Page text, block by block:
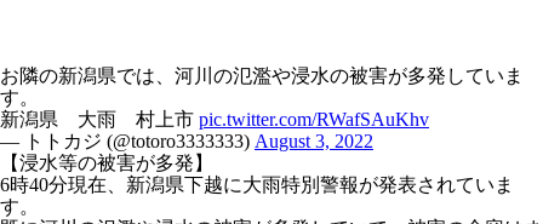
お隣の新潟県では、河川の氾濫や浸水の被害が多発していま
す。
新潟県 大雨 村上市 pic.twitter.com/RWafSAuKhv
— トトカジ (@totoro3333333) August 3, 2022
【浸水等の被害が多発】
6時40分現在、新潟県下越に大雨特別警報が発表されていま
す。